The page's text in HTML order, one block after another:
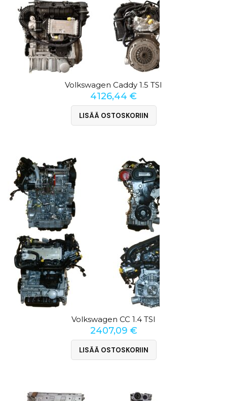
Volkswagen Caddy 1.5 TSI
4126,44 €
LISÄÄ OSTOSKORIIN
Volkswagen CC 1.4 TSI
2407,09 €
LISÄÄ OSTOSKORIIN